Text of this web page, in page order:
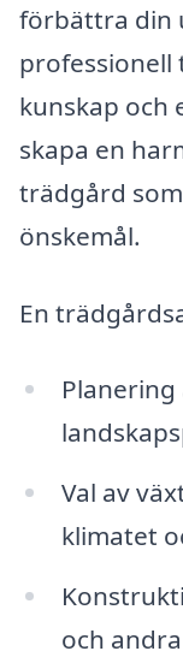
förbättra din
professionell
kunskap och
skapa en
trädgård
önskemål.
En
Val av
klimatet
och